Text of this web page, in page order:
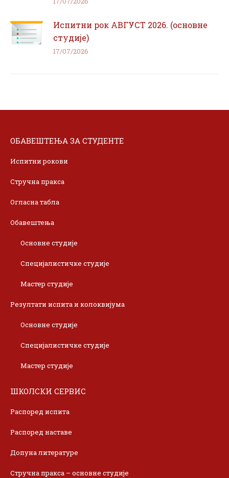
Испитни рок АВГУСТ 2026. (основне
студије)
17/07/2026
ОБАВЕШТЕЊА ЗА СТУДЕНТЕ
Испитни рокови
Стручна пракса
Огласна табла
Обавештења
Основне студије
Специјалистичке студије
Мастер студије
Резултати испита и колоквијума
Основне студије
Специјалистичке студије
Мастер студије
ШКОЛСКИ СЕРВИС
Распоред испита
Распоред наставе
Допуна литературе
Стручна пракса – основне студије